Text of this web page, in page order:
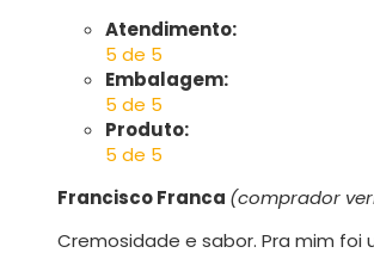
Atendimento:
5 de 5
Embalagem:
5 de 5
Produto:
5 de 5
Francisco Franca (comprador
Cremosidade e sabor. Pra mim